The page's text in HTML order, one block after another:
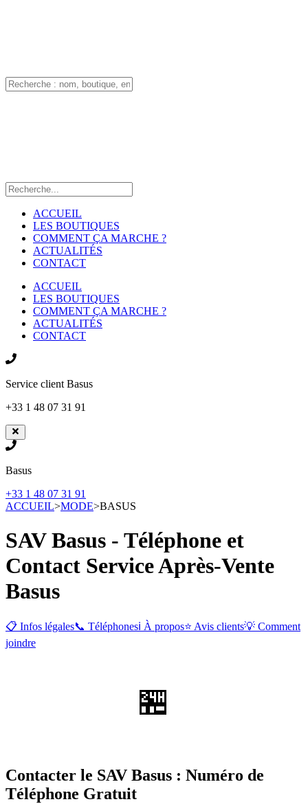
ACCUEIL
LES BOUTIQUES
COMMENT ÇA MARCHE ?
ACTUALITÉS
CONTACT
ACCUEIL
LES BOUTIQUES
COMMENT ÇA MARCHE ?
ACTUALITÉS
CONTACT
Service client Basus
+33 1 48 07 31 91
Basus
+33 1 48 07 31 91
ACCUEIL>MODE>BASUS
SAV Basus - Téléphone et
Contact Service Après-Vente
Basus
📋 Infos légales📞 Téléphonesℹ️ À propos⭐ Avis clients💡 Comment
joindre
🏪
Contacter le SAV Basus : Numéro de
Téléphone Gratuit